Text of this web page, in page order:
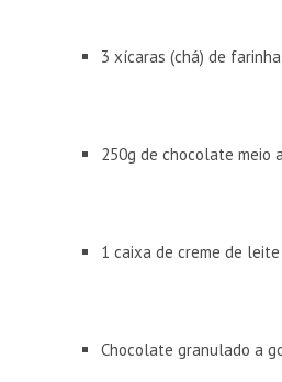
3 xícaras (chá) de
250g de chocolate meio
1 caixa de creme de leite
Chocolate granulado a